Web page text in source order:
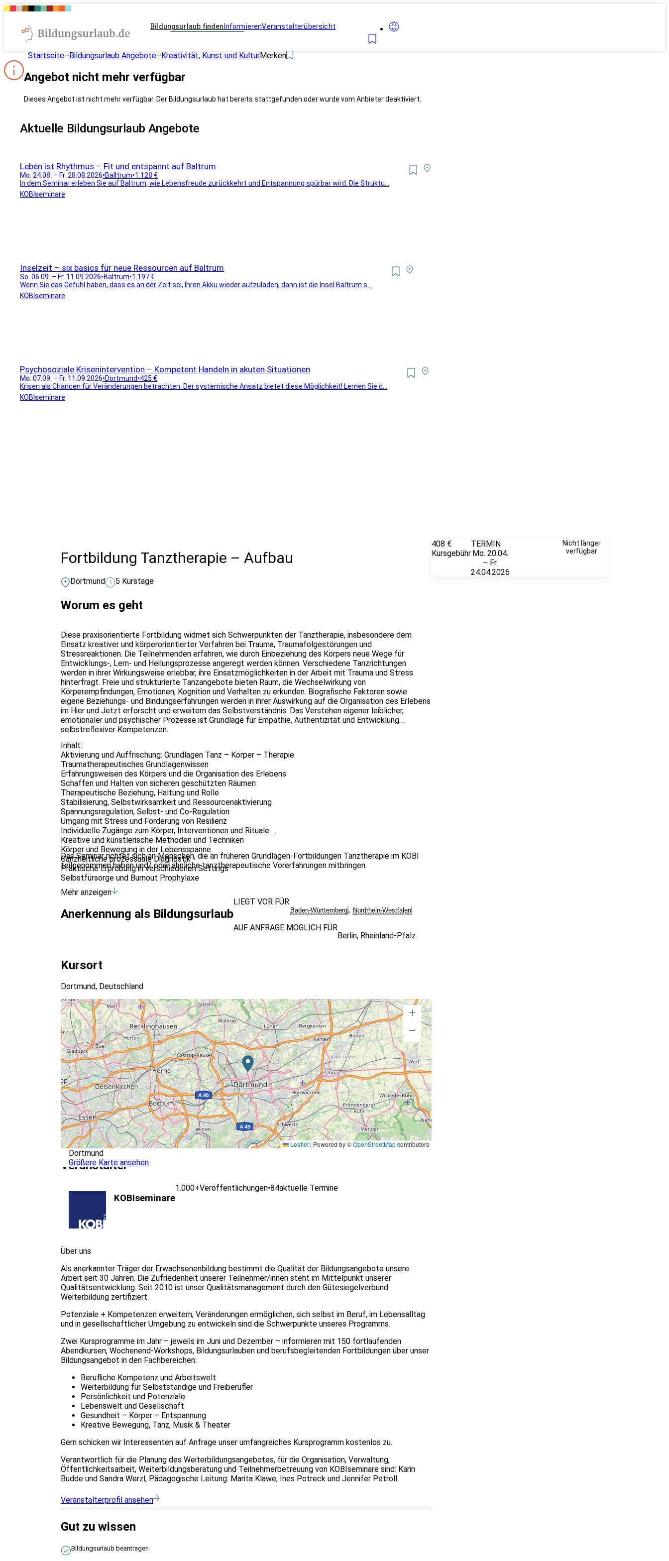
Bildungsurlaub finden InformierenVeranstalterübersicht
Startseite–Bildungsurlaub Angebote–Kreativität, Kunst und KulturMerken
Angebot nicht mehr verfügbar
Dieses Angebot ist nicht mehr verfügbar. Der Bildungsurlaub hat bereits stattgefunden oder wurde vom Anbieter deaktiviert.
Aktuelle Bildungsurlaub Angebote
Leben ist Rhythmus – Fit und entspannt auf Baltrum
Mo. 24.08. – Fr. 28.08.2026•Balltrum•1.128 €
In dem Seminar erleben Sie auf Baltrum, wie Lebensfreude zurückkehrt und Entspannung spürbar wird. Die Struktu...
KOBIseminare
Inselzeit – six basics für neue Ressourcen auf Baltrum
So. 06.09. – Fr. 11.09.2026•Baltrum•1.197 €
Wenn Sie das Gefühl haben, dass es an der Zeit sei, Ihren Akku wieder aufzuladen, dann ist die Insel Baltrum s...
KOBIseminare
Psychosoziale Krisenintervention – Kompetent Handeln in akuten Situationen
Mo. 07.09. – Fr. 11.09.2026•Dortmund•425 €
Krisen als Chancen für Veränderungen betrachten. Der systemische Ansatz bietet diese Möglichkeit! Lernen Sie d...
KOBIseminare
Fortbildung Tanztherapie – Aufbau
Dortmund 5 Kurstage
Worum es geht
Diese praxisorientierte Fortbildung widmet sich Schwerpunkten der Tanztherapie, insbesondere dem
Einsatz kreativer und körperorientierter Verfahren bei Trauma, Traumafolgestörungen und
Stressreaktionen. Die Teilnehmenden erfahren, wie durch Einbeziehung des Körpers neue Wege für
Entwicklungs-, Lern- und Heilungsprozesse angeregt werden können. Verschiedene Tanzrichtungen
werden in ihrer Wirkungsweise erlebbar, ihre Einsatzmöglichkeiten in der Arbeit mit Trauma und Stress
hinterfragt. Freie und strukturierte Tanzangebote bieten Raum, die Wechselwirkung von
Körperempfindungen, Emotionen, Kognition und Verhalten zu erkunden. Biografische Faktoren sowie
eigene Beziehungs- und Bindungserfahrungen werden in ihrer Auswirkung auf die Organisation des Erlebens
im Hier und Jetzt erforscht und erweitern das Selbstverständnis. Das Verstehen eigener leiblicher,
emotionaler und psychischer Prozesse ist Grundlage für Empathie, Authentizität und Entwicklung
selbstreflexiver Kompetenzen.
Inhalt:
Aktivierung und Auffrischung: Grundlagen Tanz – Körper – Therapie
Traumatherapeutisches Grundlagenwissen
Erfahrungsweisen des Körpers und die Organisation des Erlebens
Schaffen und Halten von sicheren geschützten Räumen
Therapeutische Beziehung, Haltung und Rolle
Stabilisierung, Selbstwirksamkeit und Ressourcenaktivierung
Spannungsregulation, Selbst- und Co-Regulation
Umgang mit Stress und Förderung von Resilienz
Individuelle Zugänge zum Körper, Interventionen und Rituale
Kreative und künstlerische Methoden und Techniken
Körper und Bewegung in der Lebensspanne
Ganzheitliche prozessuale Diagnostik
Praktische Erprobung in verschiedenen Settings
Selbstfürsorge und Burnout Prophylaxe
Das Seminar richtet sich an Menschen, die an früheren Grundlagen-Fortbildungen Tanztherapie im KOBI
teilgenommen haben und/ oder ähnliche tanztherapeutische Vorerfahrungen mitbringen.
Mehr anzeigen
Anerkennung als Bildungsurlaub
LIEGT VOR FÜR
Baden-Württemberg, Nordrhein-Westfalen
AUF ANFRAGE MÖGLICH FÜR
Berlin, Rheinland-Pfalz
Kursort
Dortmund, Deutschland
+
−
Leaflet | Powered by ©OpenStreetMapcontributors
Dortmund
Größere Karte ansehen
Veranstalter
KOBIseminare
1.000+Veröffentlichungen•84aktuelle Termine
Über uns
Als anerkannter Träger der Erwachsenenbildung bestimmt die Qualität der Bildungsangebote unsere
Arbeit seit 30 Jahren. Die Zufriedenheit unserer Teilnehmer/innen steht im Mittelpunkt unserer
Qualitätsentwicklung. Seit 2010 ist unser Qualitätsmanagement durch den Gütesiegelverbund
Weiterbildung zertifiziert.
Potenziale + Kompetenzen erweitern, Veränderungen ermöglichen, sich selbst im Beruf, im Lebensalltag
und in gesellschaftlicher Umgebung zu entwickeln sind die Schwerpunkte unseres Programms.
Zwei Kursprogramme im Jahr – jeweils im Juni und Dezember – informieren mit 150 fortlaufenden
Abendkursen, Wochenend-Workshops, Bildungsurlauben und berufsbegleitenden Fortbildungen über unser
Bildungsangebot in den Fachbereichen:
Berufliche Kompetenz und Arbeitswelt
Weiterbildung für Selbstständige und Freiberufler
Persönlichkeit und Potenziale
Lebenswelt und Gesellschaft
Gesundheit – Körper – Entspannung
Kreative Bewegung, Tanz, Musik & Theater
Gern schicken wir Interessenten auf Anfrage unser umfangreiches Kursprogramm kostenlos zu.
Verantwortlich für die Planung des Weiterbildungsangebotes, für die Organisation, Verwaltung,
Öffentlichkeitsarbeit, Weiterbildungsberatung und Teilnehmerbetreuung von KOBIseminare sind: Karin
Budde und Sandra Werzl, Pädagogische Leitung: Marita Klawe, Ines Potreck und Jennifer Petroll.
Veranstalterprofil ansehen
Gut zu wissen
Bildungsurlaub beantragen
408 €
Kursgebühr
TERMIN
Mo. 20.04.
– Fr.
24.04.2026
Nicht länger
verfügbar